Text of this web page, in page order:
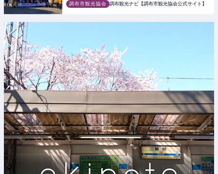
調布市観光協会
調布観光ナビ【調布市観光協会公式サイト】